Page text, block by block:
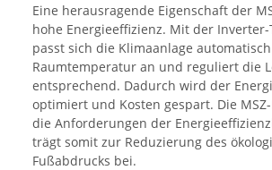
Eine herausragende Eigenschaft der
hohe Energieeffizienz. Mit der Inverter-
passt sich die Klimaanlage
Raumtemperatur an und reguliert die
entsprechend. Dadurch wird der
optimiert und Kosten gespart. Die
die Anforderungen der
trägt somit zur Reduzierung des
Fußabdrucks bei.